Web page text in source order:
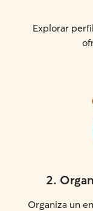
Explorar
2.
Organiza un